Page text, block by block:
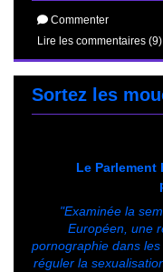
Commenter
Lire les commentaires (9)
Sortez les
Le
"Examinée la
Européen, une
pornographie dans
réguler la